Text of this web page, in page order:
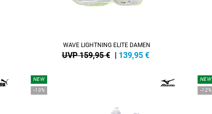
WAVE LIGHTNING ELITE DAMEN
UVP 159,95 € | 139,95 €
NEW
-10%
NEW
-12%